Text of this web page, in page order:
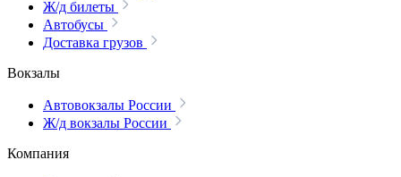
Ж/д билеты
Автобусы
Доставка грузов
Вокзалы
Автовокзалы России
Ж/д вокзалы России
Компания